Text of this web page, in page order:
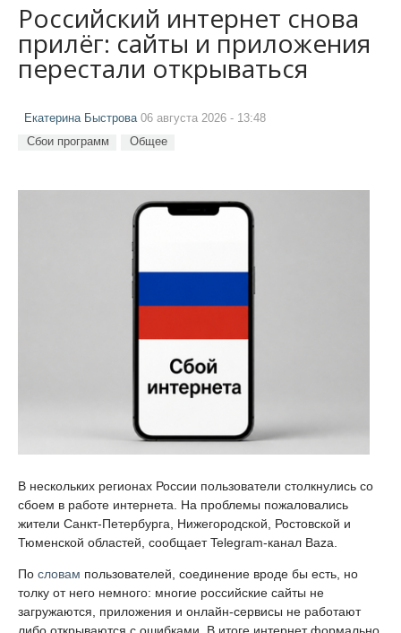
Российский интернет снова
прилёг: сайты и приложения
перестали открываться
Екатерина Быстрова06 августа 2026 - 13:48
Сбои программ Общее
В нескольких регионах России пользователи столкнулись со
сбоем в работе интернета. На проблемы пожаловались
жители Санкт-Петербурга, Нижегородской, Ростовской и
Тюменской областей, сообщает Telegram-канал Baza.
По словам пользователей, соединение вроде бы есть, но
толку от него немного: многие российские сайты не
загружаются, приложения и онлайн-сервисы не работают